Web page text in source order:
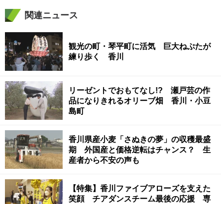
関連ニュース
観光の町・琴平町に活気 巨大ねぷたが
練り歩く 香川
リーゼントでおもてなし!? 瀬戸芸の作
品になりきれるオリーブ畑 香川・小豆
島町
香川県産小麦「さぬきの夢」の収穫最盛
期 外国産と価格逆転はチャンス？ 生
産者から不安の声も
【特集】香川ファイブアローズを支えた
笑顔 チアダンスチーム最後の応援 専